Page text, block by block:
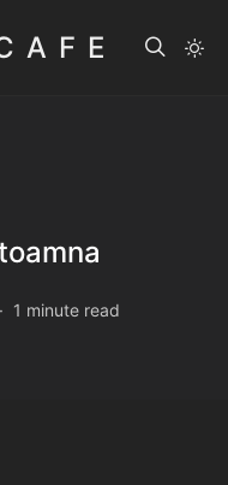
1 minute read